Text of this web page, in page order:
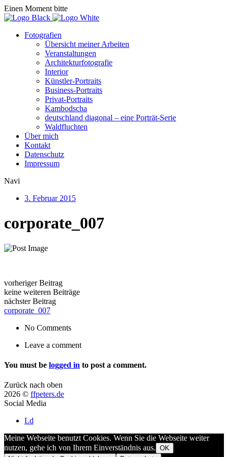
Einen Moment bitte
Fotografien
Übersicht meiner Arbeiten
Veranstaltungen
Architekturfotografie
Interior
Künstler-Portraits
Business-Portraits
Privat-Portraits
Kambodscha
deutschland diagonal – eine Porträt-Serie
Waldfluchten
Über mich
Kontakt
Datenschutz
Impressum
Navi
3. Februar 2015
corporate_007
vorheriger Beitrag
keine weiteren Beiträge
nächster Beitrag
corporate_007
No Comments
Leave a comment
You must be logged in to post a comment.
Zurück nach oben
2026 © ffpeters.de
Social Media
Ld
Meine Webseite benutzt Cookies. Wenn Sie die Webseite weiter
nutzen, gehe ich von Ihrem Einverständnis aus. OK